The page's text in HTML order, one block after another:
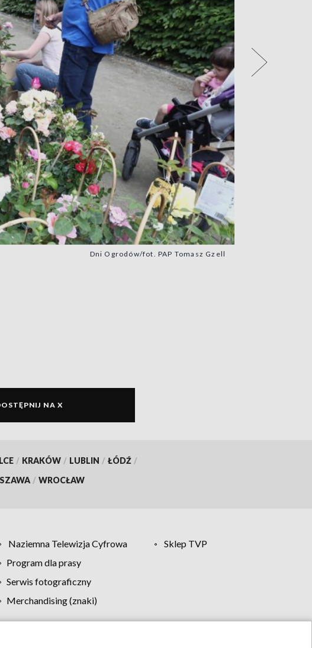
Dni Ogrodów/fot. PAP Tomasz Gzell
NA X
/ KRAKÓW / LUBLIN / ŁÓDŹ /
/ WROCŁAW
Naziemna Telewizja Cyfrowa
Sklep TVP
Program dla prasy
Serwis fotograficzny
Merchandising (znaki)